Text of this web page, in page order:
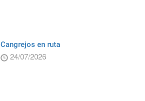
Cangrejos en ruta
24/07/2026